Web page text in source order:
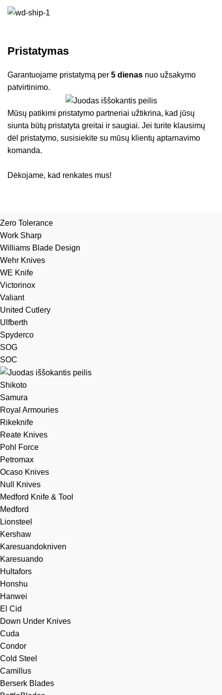
Pristatymas
Garantuojame pristatymą per5 dienas nuo užsakymo
patvirtinimo.
Mūsų patikimi pristatymo partneriai užtikrina, kad jūsų
siunta būtų pristatyta greitai ir saugiai. Jei turite klausimų
dėl pristatymo, susisiekite su mūsų klientų aptarnavimo
komanda.
Dėkojame, kad renkates mus!
Zero Tolerance
Work Sharp
Williams Blade Design
Wehr Knives
WE Knife
Victorinox
Valiant
United Cutlery
Ulfberth
Spyderco
SOG
SOC
Shikoto
Samura
Royal Armouries
Rikeknife
Reate Knives
Pohl Force
Petromax
Ocaso Knives
Null Knives
Medford Knife & Tool
Medford
Lionsteel
Kershaw
Karesuandokniven
Karesuando
Hultafors
Honshu
Hanwei
El Cid
Down Under Knives
Cuda
Condor
Cold Steel
Camillus
Berserk Blades